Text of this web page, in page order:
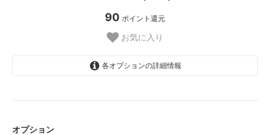
90 ポイント還元
お気に入り
各オプションの詳細情報
オプション